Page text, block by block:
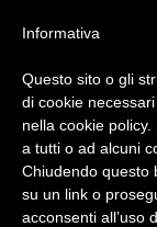
Informativa
Questo sito o gli
di cookie
nella cookie
a tutti o ad alcuni
Chiudendo questo
su un link o
acconsenti all’uso